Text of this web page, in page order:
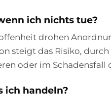
ich nichts tue?
drohen
steigt das Risiko,
oder im Schadensfall
ich handeln?